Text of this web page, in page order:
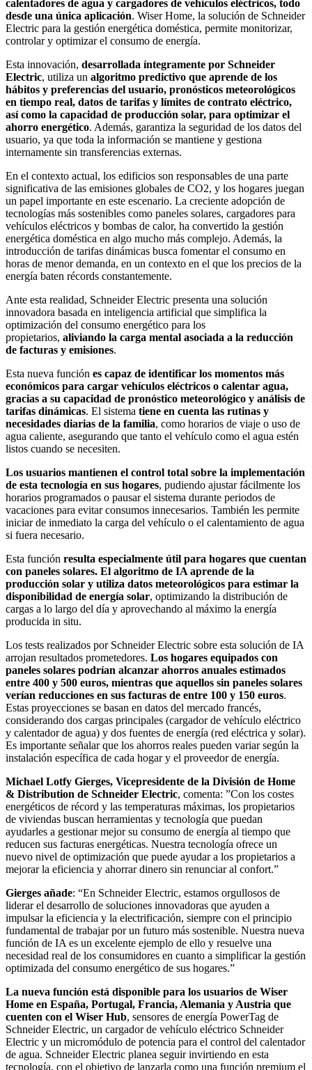
calentadores de agua y cargadores de vehículos eléctricos, todo
desde una única aplicación. Wiser Home, la solución de Schneider
Electric para la gestión energética doméstica, permite monitorizar,
controlar y optimizar el consumo de energía.
Esta innovación, desarrollada íntegramente por Schneider
Electric, utiliza un algoritmo predictivo que aprende de los
hábitos y preferencias del usuario, pronósticos meteorológicos
en tiempo real, datos de tarifas y límites de contrato eléctrico,
así como la capacidad de producción solar, para optimizar el
ahorro energético. Además, garantiza la seguridad de los datos del
usuario, ya que toda la información se mantiene y gestiona
internamente sin transferencias externas.
En el contexto actual, los edificios son responsables de una parte
significativa de las emisiones globales de CO2, y los hogares juegan
un papel importante en este escenario. La creciente adopción de
tecnologías más sostenibles como paneles solares, cargadores para
vehículos eléctricos y bombas de calor, ha convertido la gestión
energética doméstica en algo mucho más complejo. Además, la
introducción de tarifas dinámicas busca fomentar el consumo en
horas de menor demanda, en un contexto en el que los precios de la
energía baten récords constantemente.
Ante esta realidad, Schneider Electric presenta una solución
innovadora basada en inteligencia artificial que simplifica la
optimización del consumo energético para los
propietarios, aliviando la carga mental asociada a la reducción
de facturas y emisiones.
Esta nueva función es capaz de identificar los momentos más
económicos para cargar vehículos eléctricos o calentar agua,
gracias a su capacidad de pronóstico meteorológico y análisis de
tarifas dinámicas. El sistema tiene en cuenta las rutinas y
necesidades diarias de la familia, como horarios de viaje o uso de
agua caliente, asegurando que tanto el vehículo como el agua estén
listos cuando se necesiten.
Los usuarios mantienen el control total sobre la implementación
de esta tecnología en sus hogares, pudiendo ajustar fácilmente los
horarios programados o pausar el sistema durante periodos de
vacaciones para evitar consumos innecesarios. También les permite
iniciar de inmediato la carga del vehículo o el calentamiento de agua
si fuera necesario.
Esta función resulta especialmente útil para hogares que cuentan
con paneles solares. El algoritmo de IA aprende de la
producción solar y utiliza datos meteorológicos para estimar la
disponibilidad de energía solar, optimizando la distribución de
cargas a lo largo del día y aprovechando al máximo la energía
producida in situ.
Los tests realizados por Schneider Electric sobre esta solución de IA
arrojan resultados prometedores. Los hogares equipados con
paneles solares podrían alcanzar ahorros anuales estimados
entre 400 y 500 euros, mientras que aquellos sin paneles solares
verían reducciones en sus facturas de entre 100 y 150 euros.
Estas proyecciones se basan en datos del mercado francés,
considerando dos cargas principales (cargador de vehículo eléctrico
y calentador de agua) y dos fuentes de energía (red eléctrica y solar).
Es importante señalar que los ahorros reales pueden variar según la
instalación específica de cada hogar y el proveedor de energía.
Michael Lotfy Gierges, Vicepresidente de la División de Home
& Distribution de Schneider Electric, comenta: ”Con los costes
energéticos de récord y las temperaturas máximas, los propietarios
de viviendas buscan herramientas y tecnología que puedan
ayudarles a gestionar mejor su consumo de energía al tiempo que
reducen sus facturas energéticas. Nuestra tecnología ofrece un
nuevo nivel de optimización que puede ayudar a los propietarios a
mejorar la eficiencia y ahorrar dinero sin renunciar al confort.”
Gierges añade: “En Schneider Electric, estamos orgullosos de
liderar el desarrollo de soluciones innovadoras que ayuden a
impulsar la eficiencia y la electrificación, siempre con el principio
fundamental de trabajar por un futuro más sostenible. Nuestra nueva
función de IA es un excelente ejemplo de ello y resuelve una
necesidad real de los consumidores en cuanto a simplificar la gestión
optimizada del consumo energético de sus hogares.”
La nueva función está disponible para los usuarios de Wiser
Home en España, Portugal, Francia, Alemania y Austria que
cuenten con el Wiser Hub, sensores de energía PowerTag de
Schneider Electric, un cargador de vehículo eléctrico Schneider
Electric y un micromódulo de potencia para el control del calentador
de agua. Schneider Electric planea seguir invirtiendo en esta
tecnología, con el objetivo de lanzarla como una función premium el